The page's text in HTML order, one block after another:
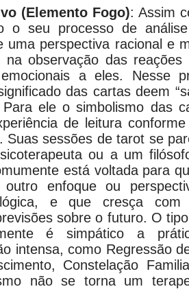
(Elemento Fogo): Assim
o seu processo de
uma perspectiva racional e
observação das
a eles. Nesse
das cartas deem
ele o simbolismo das
de leitura
Suas sessões de tarot se
ou a um
está voltada para
outro enfoque ou
e que cresça
sobre o futuro. O
é simpático a
intensa, como Regressão
Constelação
não se torna um